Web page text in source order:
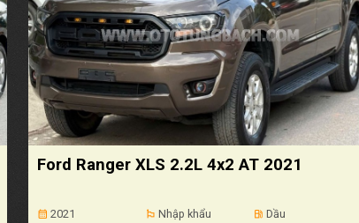
Ford Ranger XLS 2.2L 4x2 AT 2021
calendar_month 2021 emoji_flags Nhập khẩu local_gas_station Dầu